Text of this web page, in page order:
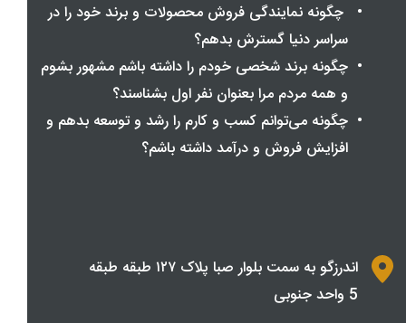
چگونه نمایندگی فروش محصولات و برند خود را در
سراسر دنیا گسترش بدهم؟
و همه مردم مرا بعنوان نفر اول بشناسند؟
افزایش فروش و درآمد داشته باشم؟
5 واحد جنوبی